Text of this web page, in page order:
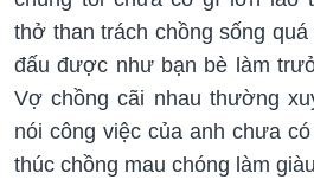
thở than trách chồng sống
đấu được như bạn bè làm
Vợ chồng cãi nhau thường
nói công việc của anh chưa
thúc chồng mau chóng làm